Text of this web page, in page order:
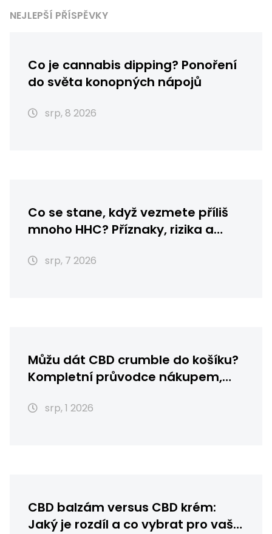
NEJLEPŠÍ PŘÍSPĚVKY
Co je cannabis dipping? Ponoření
do světa konopných nápojů
srp, 8 2026
Co se stane, když vezmete příliš
mnoho HHC? Příznaky, rizika a
srp, 7 2026
Můžu dát CBD crumble do košíku?
Kompletní průvodce nákupem,
srp, 1 2026
CBD balzám versus CBD krém:
Jaký je rozdíl a co vybrat pro vaši